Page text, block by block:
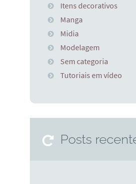
Itens decorativos
Manga
Midia
Modelagem
Sem categoria
Tutoriais em vídeo
Posts